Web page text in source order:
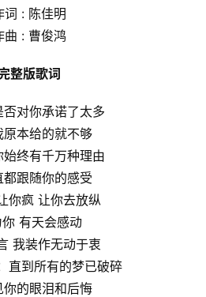
词 : 陈佳明
曲 : 曹俊鸿
整版歌词
否对你承诺了太多
原本给的就不够
始终有千万种理由
都跟随你的感受
你疯 让你去放纵
有天会感动
我装作无动于衷
直到所有的梦已破碎
你的眼泪和后悔